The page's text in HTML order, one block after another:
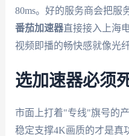
80ms。好的服务商会把服
番茄加速器直接接入上海
视频即播的畅快感就像光
选加速器必须
市面上打着"专线"旗号的
稳定支撑4K画质的才是真